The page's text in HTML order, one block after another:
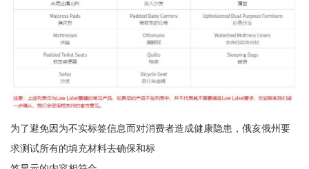
为了避免因为不实标签信息而对消费者造成健康隐患，俄亥俄州要
求测试所有的填充材料去确保和标